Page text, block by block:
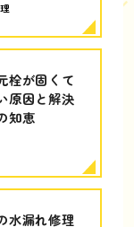
栓が固くて
原因と解決
知恵
水漏れ修理